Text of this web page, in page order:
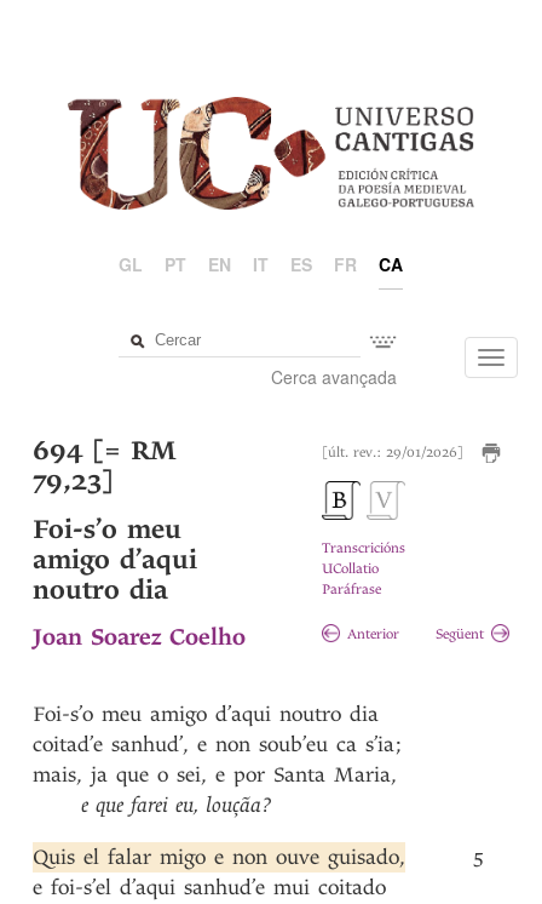
GL PT EN IT ES FR CA
Cerca avançada
[últ. rev.: 29/01/2026]
Transcricións
UCollatio
Paráfrase
Anterior Següent
694 [= RM
79,23]
Foi-s’o meu
amigo d’aqui
noutro dia
Joan Soarez Coelho
Foi-s’o meu amigo d’aqui noutro dia
coitad’e sanhud’, e non soub’eu ca s’ia;
mais, ja que o sei, e por Santa Maria,
e que farei eu, louçãa?
Quis el falar migo e non ouve guisado,
e foi-s’el d’aqui sanhud’e mui coitado
5